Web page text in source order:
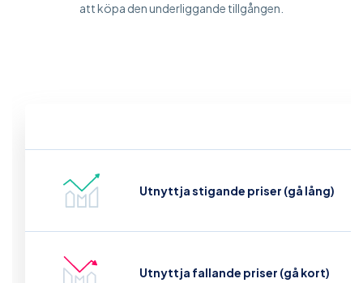
att köpa den underliggande tillgången.
Utnyttja stigande priser (gå lång)
Utnyttja fallande priser (gå kort)